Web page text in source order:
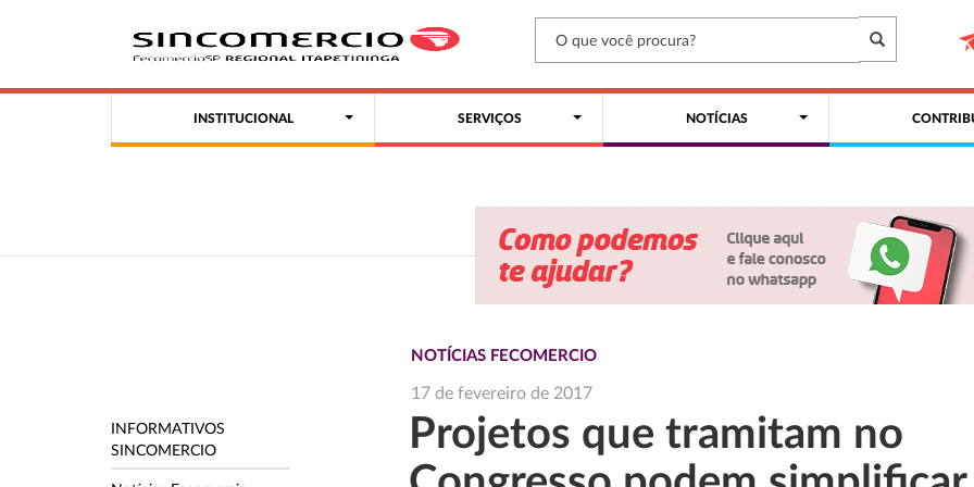
INSTITUCIONAL SERVIÇOS NOTÍCIAS
INFORMATIVOS
SINCOMERCIO
NOTÍCIAS FECOMERCIO
17 de fevereiro de 2017
Projetos que tramitam no